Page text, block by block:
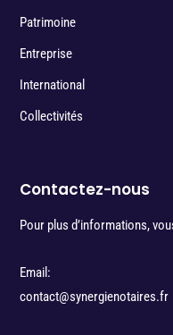
Patrimoine
Entreprise
International
Collectivités
Contactez-nous
Pour plus d’informations,
Email:
contact@synergienotaires.fr